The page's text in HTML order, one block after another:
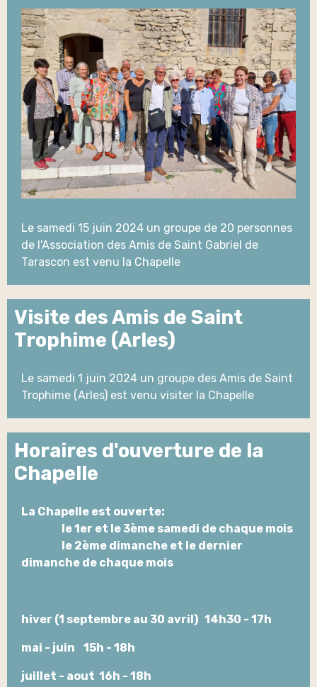
Le samedi 15 juin 2024 un groupe de 20 personnes
de l'Association des Amis de Saint Gabriel de
Tarascon est venu la Chapelle
Visite des Amis de Saint
Trophime (Arles)
Le samedi 1 juin 2024 un groupe des Amis de Saint
Trophime (Arles) est venu visiter la Chapelle
Horaires d'ouverture de la
Chapelle
La Chapelle est ouverte:
le 1er et le 3ème samedi de chaque mois
le 2ème dimanche et le dernier
dimanche de chaque mois
hiver (1 septembre au 30 avril) 14h30 - 17h
mai - juin 15h - 18h
juillet - aout 16h - 18h